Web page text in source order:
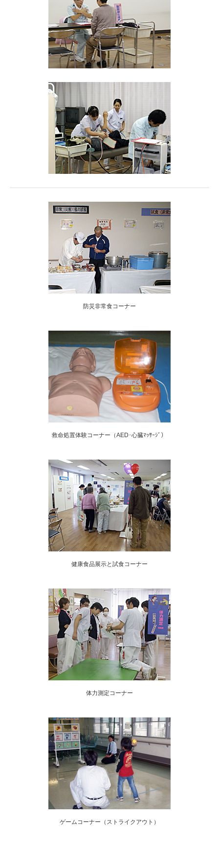
防災非常食コーナー
救命処置体験コーナー（AED･心臓ﾏｯｻｰｼﾞ）
健康食品展示と試食コーナー
体力測定コーナー
ゲームコーナー（ストライクアウト）